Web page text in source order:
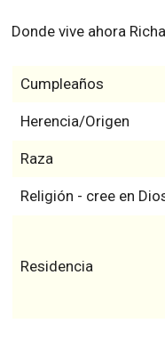
Donde vive ahora
Cumpleaños
Herencia/Origen
Raza
Religión - cree en
Residencia